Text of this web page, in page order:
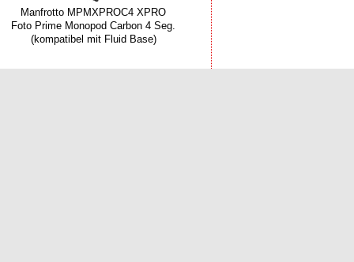
Manfrotto MPMXPROC4 XPRO
Foto Prime Monopod Carbon 4 Seg.
(kompatibel mit Fluid Base)